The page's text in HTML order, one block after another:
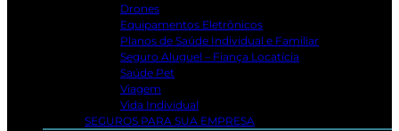
Drones
Equipamentos Eletrônicos
Planos de Saúde Individual e Familiar
Seguro Aluguel – Fiança Locatícia
Saúde Pet
Viagem
Vida Individual
SEGUROS PARA SUA EMPRESA